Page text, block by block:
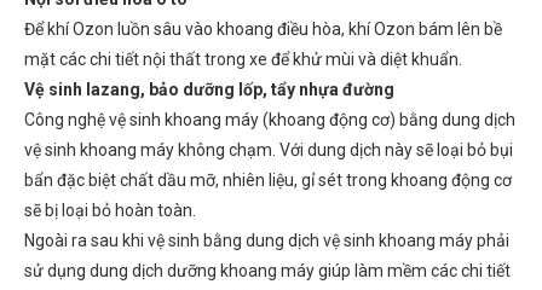
Để khí Ozon luồn sâu vào khoang điều hòa, khí Ozon bám lên bề
mặt các chi tiết nội thất trong xe để khử mùi và diệt khuẩn.
Vệ sinh lazang, bảo dưỡng lốp, tẩy nhựa đường
Công nghệ vệ sinh khoang máy (khoang động cơ) bằng dung dịch
vệ sinh khoang máy không chạm. Với dung dịch này sẽ loại bỏ bụi
bẩn đặc biệt chất dầu mỡ, nhiên liệu, gỉ sét trong khoang động cơ
sẽ bị loại bỏ hoàn toàn.
Ngoài ra sau khi vệ sinh bằng dung dịch vệ sinh khoang máy phải
sử dụng dung dịch dưỡng khoang máy giúp làm mềm các chi tiết